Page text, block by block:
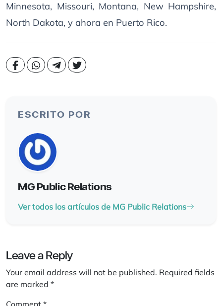
Minnesota, Missouri, Montana, New Hampshire,
North Dakota, y ahora en Puerto Rico.
ESCRITO POR
MG Public Relations
Ver todos los artículos de MG Public Relations
Leave a Reply
Your email address will not be published. Required fields
are marked *